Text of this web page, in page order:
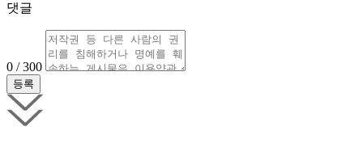
댓글
0 / 300